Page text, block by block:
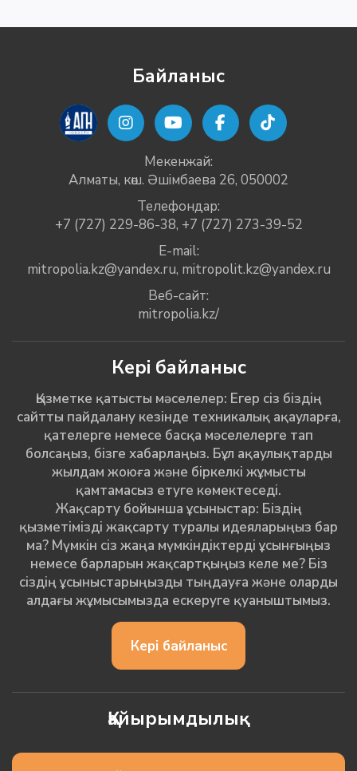
Байланыс
Мекенжай:
Алматы, көш. Әшімбаева 26, 050002
Телефондар:
+7 (727) 229-86-38, +7 (727) 273-39-52
E-mail:
mitropolia.kz@yandex.ru, mitropolit.kz@yandex.ru
Веб-сайт:
mitropolia.kz/
Кері байланыс
Қызметке қатысты мәселелер: Егер сіз біздің
сайтты пайдалану кезінде техникалық ақауларға,
қателерге немесе басқа мәселелерге тап
болсаңыз, бізге хабарлаңыз. Бұл ақаулықтарды
жылдам жоюға және біркелкі жұмысты
қамтамасыз етуге көмектеседі.
Жақсарту бойынша ұсыныстар: Біздің
қызметімізді жақсарту туралы идеяларыңыз бар
ма? Мүмкін сіз жаңа мүмкіндіктерді ұсынғыңыз
немесе барларын жақсартқыңыз келе ме? Біз
сіздің ұсыныстарыңызды тыңдауға және оларды
алдағы жұмысымызда ескеруге қуаныштымыз.
Кері байланыс
Қайырымдылық